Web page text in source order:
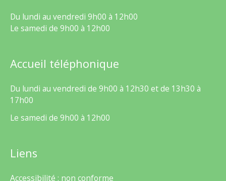
Du lundi au vendredi 9h00 à 12h00
Le samedi de 9h00 à 12h00
Accueil téléphonique
Du lundi au vendredi de 9h00 à 12h30 et de 13h30 à
17h00
Le samedi de 9h00 à 12h00
Liens
Accessibilité : non conforme